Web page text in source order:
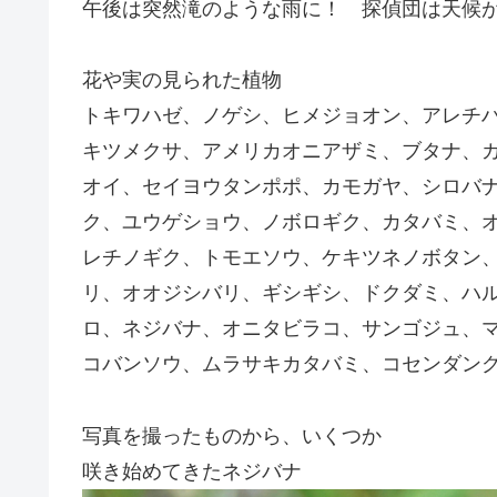
午後は突然滝のような雨に！ 探偵団は天候
花や実の見られた植物
トキワハゼ、ノゲシ、ヒメジョオン、アレ
キツメクサ、アメリカオニアザミ、ブタナ、
オイ、セイヨウタンポポ、カモガヤ、シロバ
ク、ユウゲショウ、ノボロギク、カタバミ、
レチノギク、トモエソウ、ケキツネノボタン
リ、オオジシバリ、ギシギシ、ドクダミ、
ロ、ネジバナ、オニタビラコ、サンゴジュ、
コバンソウ、ムラサキカタバミ、コセンダン
写真を撮ったものから、いくつか
咲き始めてきたネジバナ